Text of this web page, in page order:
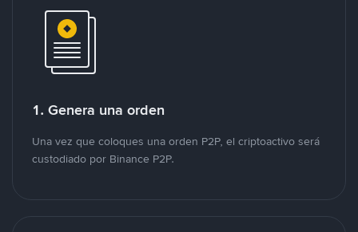
1. Genera una orden
Una vez que coloques una orden P2P, el criptoactivo será
custodiado por Binance P2P.